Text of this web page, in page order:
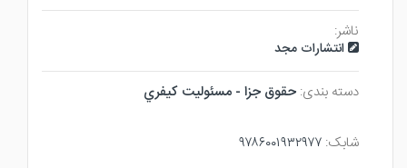
ناشر:
انتشارات مجد
دسته بندی: حقوق جزا - مسئوليت كيفري
شابک: ۹۷۸۶۰۰۱۹۳۲۹۷۷